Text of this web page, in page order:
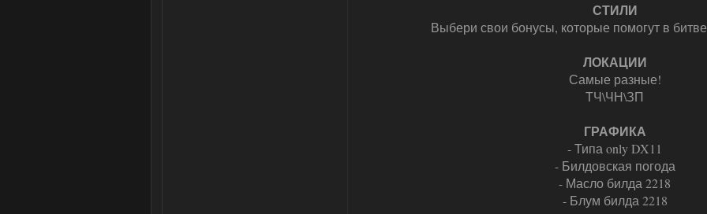
СТИЛИ
Выбери свои бонусы, которые помогут в
ЛОКАЦИИ
Самые разные!
ТЧ\ЧН\ЗП
ГРАФИКА
- Типа only DX11
- Билдовская погода
- Масло билда 2218
- Блум билда 2218